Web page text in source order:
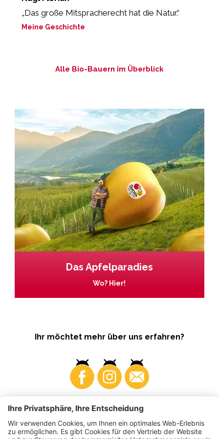
„Das große Mitspracherecht hat die Natur.“
Meine Geschichte
Alle Bio-Bauern im Überblick
Das Apfelparadies
Wo? Hier!
Ihr möchtet mehr über uns erfahren?
Business Produzenten